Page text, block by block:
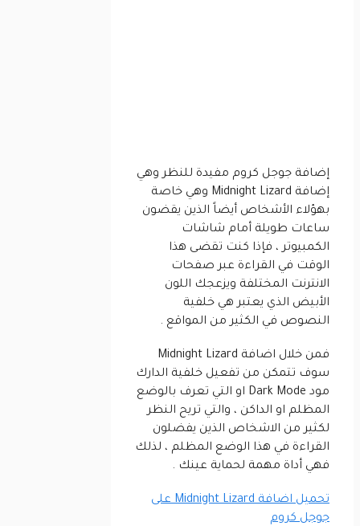
إضافة جوجل كروم مفيدة للنظر وهي
إضافة Midnight Lizard وهي خاصة
بهؤلاء الأشخاص أيضاً الذين يقضون
ساعات طويلة أمام شاشات
الكمبيوتر ، فإذا كنت تقضى هذا
الوقت في القراءة عبر صفحات
الانترنت المختلفة ويزعجك اللون
الأبيض الذي يعتبر هي خلفية
النصوص في الكثير من المواقع .
فمن خلال اضافة Midnight Lizard
سوف تتمكن من تفعيل خلفية الدارك
مود Dark Mode او التي تعرف بالوضع
المظلم او الداكن ، والتي تريح النظر
لكثير من الاشخاص الذين يفضلون
القراءة في هذا الوضع المظلم ، لذلك
فهي أداة مهمة لحماية عينك .
تحميل اضافة Midnight Lizard على
جوجل كروم